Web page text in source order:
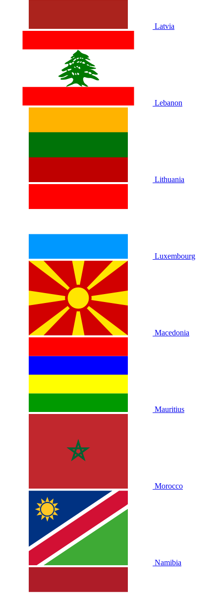
Latvia
Lebanon
Lithuania
Luxembourg
Macedonia
Mauritius
Morocco
Namibia